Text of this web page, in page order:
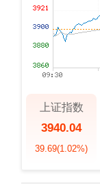
上证指数
3940.04
39.69(1.02%)